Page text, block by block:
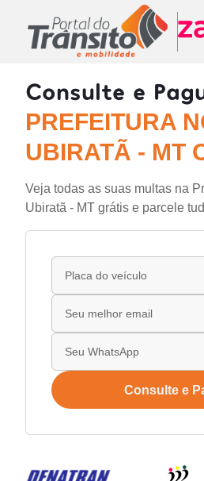
Consulte e
PREFEITURA
UBIRATÃ - MT
Veja todas as suas multas na
Ubiratã - MT grátis e parcele
Consulte e